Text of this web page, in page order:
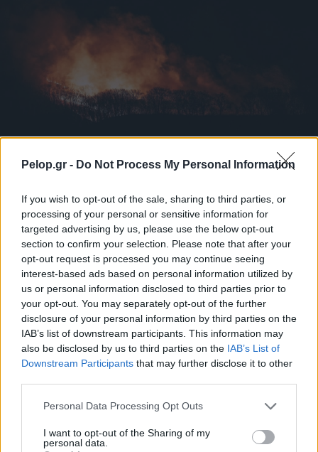
Pelop.gr - Do Not Process My Personal Information
If you wish to opt-out of the sale, sharing to third parties, or
processing of your personal or sensitive information for
targeted advertising by us, please use the below opt-out
section to confirm your selection. Please note that after your
opt-out request is processed you may continue seeing
interest-based ads based on personal information utilized by
us or personal information disclosed to third parties prior to
your opt-out. You may separately opt-out of the further
disclosure of your personal information by third parties on the
IAB’s list of downstream participants. This information may
also be disclosed by us to third parties on the IAB’s List of
Downstream Participants that may further disclose it to other
Please note that this website/app uses one or more Google
not limited to your visit or usage behaviour. You may click to
grant or deny consent to Google and its third-party tags to
Personal Data Processing Opt Outs
I want to opt-out of the Sharing of my
personal data.
Πώς να προστατευτείτε από τον καπνό των πυρκαγιών
– Τα 6 μέτρα για τις ευπαθείς ομάδες
CMF Clip Pro: Τα open-ear earbuds της Nothing με θήκη